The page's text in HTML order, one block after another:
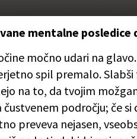
mentalne posledice
močno udari na
spil premalo.
na to, da tvojim
področju; če
preveva nejasen,